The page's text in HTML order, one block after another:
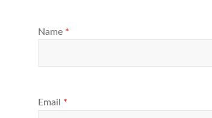
Name *
Email *